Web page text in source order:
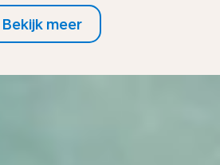
Bekijk meer